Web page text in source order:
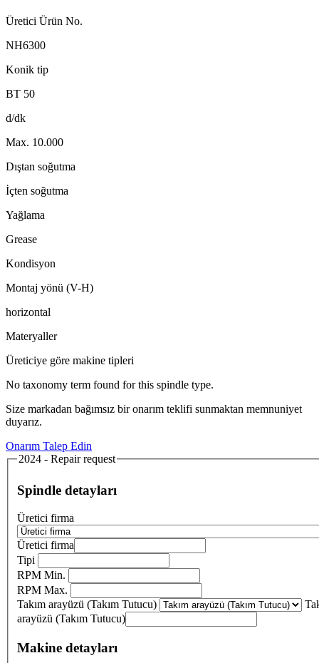
Üretici Ürün No.
NH6300
Konik tip
BT 50
d/dk
Max. 10.000
Dıştan soğutma
İçten soğutma
Yağlama
Grease
Kondisyon
Montaj yönü (V-H)
horizontal
Materyaller
Üreticiye göre makine tipleri
No taxonomy term found for this spindle type.
Size markadan bağımsız bir onarım teklifi sunmaktan memnuniyet
duyarız.
Onarım Talep Edin
2024 - Repair request
Spindle detayları
Üretici firma
Üretici firma
Tipi
RPM Min.
RPM Max.
Takım arayüzü (Takım Tutucu)
arayüzü (Takım Tutucu)
Makine detayları